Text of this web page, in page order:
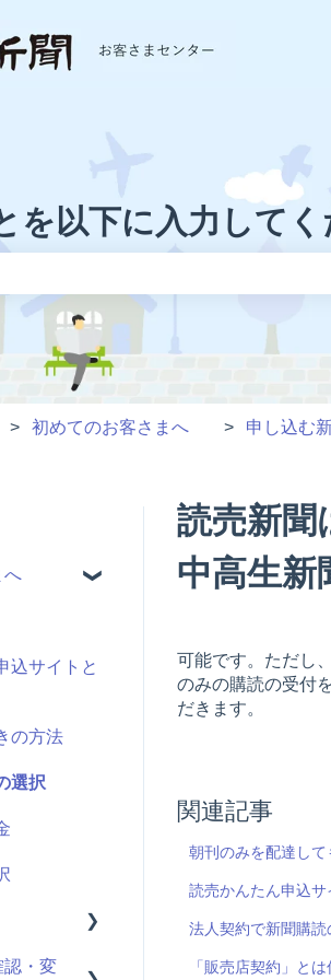
を以下に入力して
なので、候補はありません。
初めてのお客さまへ 申し込む
読売新聞
中高生新
可能です。ただし
のみの購読の受付
だきます。
関連記事
朝刊のみを配達して
読売かんたん申込
法人契約で新聞購
「販売店契約」と
へ
込サイトと
の方法
選択
・変更
認・変